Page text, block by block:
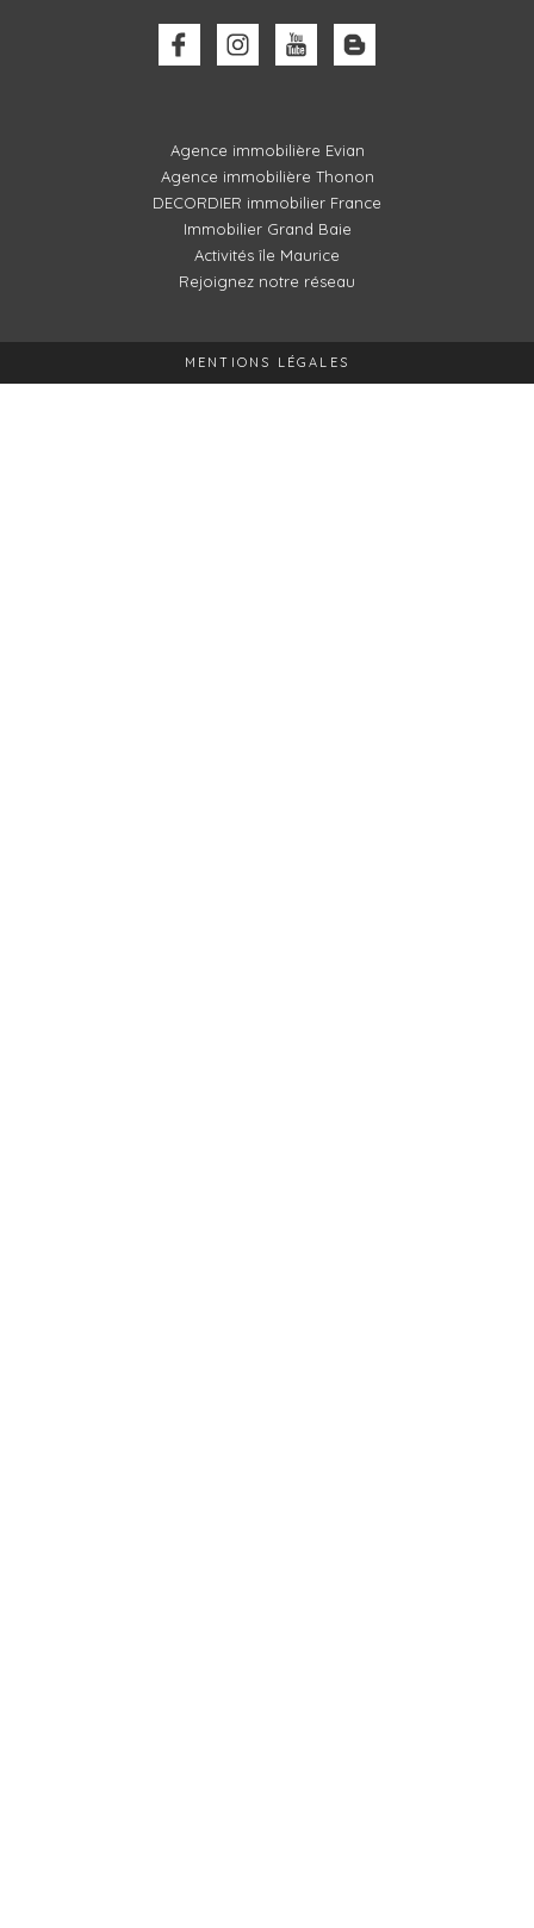
Agence immobilière Evian
Agence immobilière Thonon
DECORDIER immobilier France
Immobilier Grand Baie
Activités île Maurice
Rejoignez notre réseau
MENTIONS LÉGALES